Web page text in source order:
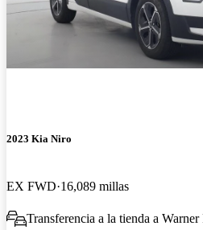
2023 Kia Niro
EX FWD 16,089 millas
Transferencia a la tienda a